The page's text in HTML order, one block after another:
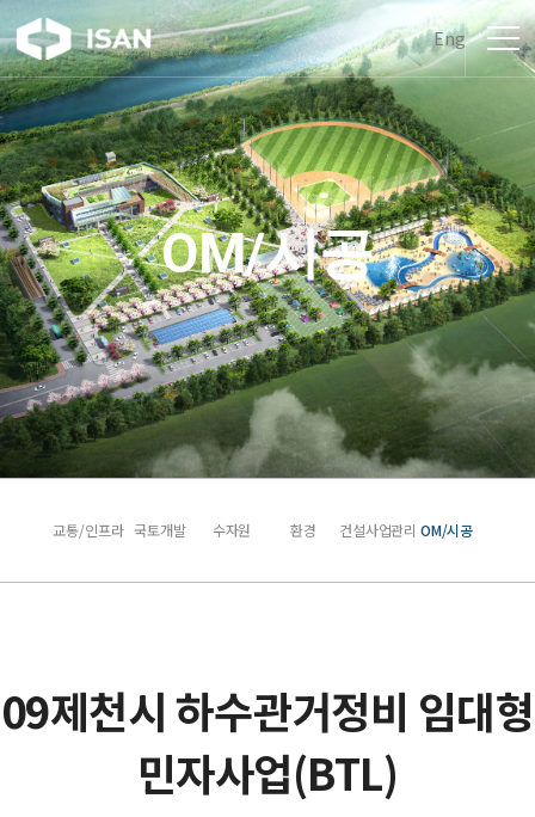
Eng
OM/시공
교통/인프라 국토개발 수자원 환경 건설사업관리 OM/시공
09제천시 하수관거정비 임대형
민자사업(BTL)